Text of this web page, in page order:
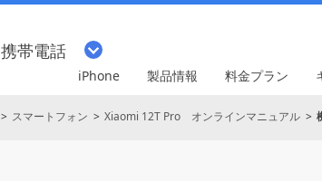
帯電話
iPhone 製品情報 料金プラン
スマートフォン Xiaomi 12T Pro オンラインマニュアル